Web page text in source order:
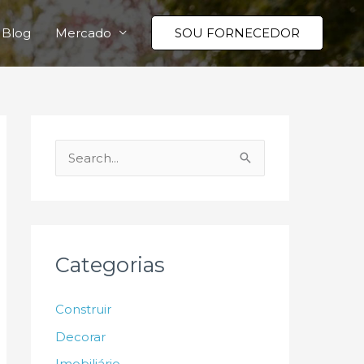
Blog Mercado SOU FORNECEDOR
e
i
r
Categorias
Construir
Decorar